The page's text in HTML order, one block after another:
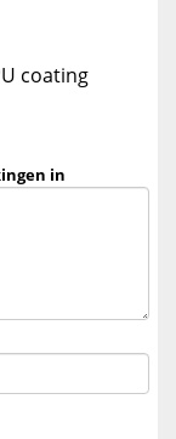
coating
in